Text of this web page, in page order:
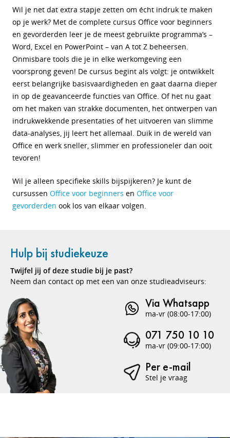
Wil je net dat extra stapje zetten om écht indruk te maken
op je werk? Met de complete cursus Office voor beginners
en gevorderden leer je de meest gebruikte programma’s –
Word, Excel en PowerPoint – van A tot Z beheersen.
Onmisbare tools die je in elke werkomgeving een
voorsprong geven! De cursus begint als volgt: je ontwikkelt
eerst belangrijke basisvaardigheden en gaat daarna dieper
in op de geavanceerde functies van Office. Of het nu gaat
om het maken van strakke documenten, het ontwerpen van
indrukwekkende presentaties of het uitvoeren van slimme
data-analyses, jij leert het allemaal. Duik in de wereld van
Office en werk sneller, slimmer en professioneler dan ooit
tevoren!
Wil je alleen specifieke skills bijspijkeren? Je kunt de
cursussen Office voor beginners en Office voor
gevorderden ook los van elkaar volgen.
Hulp bij studiekeuze
Twijfel jij of deze studie bij je past?
Neem dan contact op met een van onze studieadviseurs:
Via Whatsapp
ma-vr (08:00-17:00)
071 750 10 10
ma-vr (09:00-17:00)
Per e-mail
Stel je vraag